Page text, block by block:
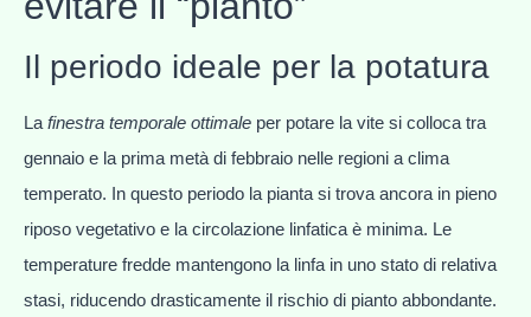
Il periodo ideale per la potatura
La finestra temporale ottimale per potare la vite si colloca tra
gennaio e la prima metà di febbraio nelle regioni a clima
temperato. In questo periodo la pianta si trova ancora in pieno
riposo vegetativo e la circolazione linfatica è minima. Le
temperature fredde mantengono la linfa in uno stato di relativa
stasi, riducendo drasticamente il rischio di pianto abbondante.